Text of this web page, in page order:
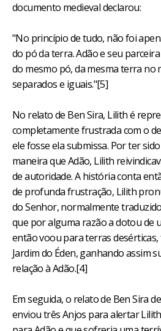
documento medieval declarou:
"No princípio de tudo, não foi
do pó da terra. Adão e seu
do mesmo pó, da mesma terra no
separados e iguais."[5]
No relato de Ben Sira, Lilith é
completamente frustrada com o
ele fosse ela submissa. Por ter
maneira que Adão, Lilith
de autoridade. A história conta
de profunda frustração, Lilith
do Senhor, normalmente
que por alguma razão a dotou de
então voou para terras
Jardim do Éden, ganhando assim
relação à Adão.[4]
Em seguida, o relato de Ben Sira
enviou três Anjos para alertar